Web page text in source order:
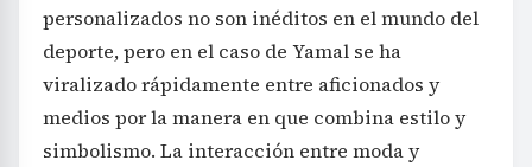
personalizados no son inéditos en el mundo del
deporte, pero en el caso de Yamal se ha
viralizado rápidamente entre aficionados y
medios por la manera en que combina estilo y
simbolismo. La interacción entre moda y